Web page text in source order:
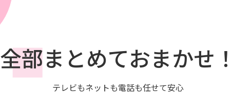
全部まとめておまかせ
テレビもネットも電話も任せて安心